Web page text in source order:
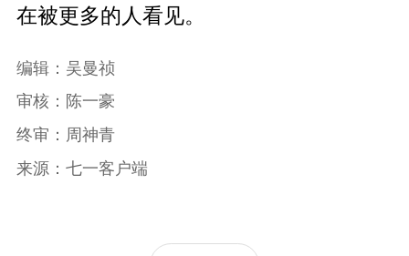
在被更多的人看见。
编辑：吴曼祯
审核：陈一豪
终审：周神青
来源：七一客户端